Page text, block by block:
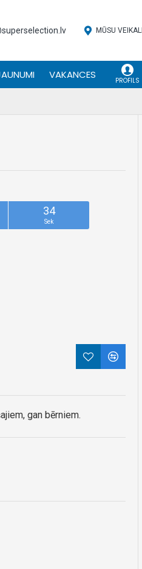
MŪSU VEIKALI
VAKANCES PROFILS
34
Sek
gan bērniem.